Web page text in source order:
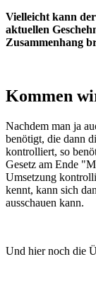
Vielleicht kann
aktuellen
Zusammenhang
Kommen
Nachdem man ja
benötigt, die dann
kontrolliert, so
Gesetz am Ende
Umsetzung
kennt, kann sich
ausschauen kann.
Und hier noch die